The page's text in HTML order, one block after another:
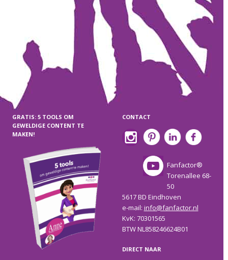
GRATIS: 5 TOOLS OM
GEWELDIGE CONTENT TE
MAKEN!
CONTACT
Fanfactor®
Torenallee 68-
50
5617 BD Eindhoven
e-mail: info@fanfactor.nl
KvK: 70301565
BTW NL858246624B01
DIRECT NAAR